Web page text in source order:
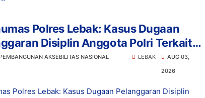
Polres Lebak: Kasus Dugaan
Disiplin Anggota Polri Terkait
Mobil Ditangani Bid Propam Polda
AKSEBILITAS NASIONAL
LEBAK
AUG 03,
2026
Polres Lebak: Kasus Dugaan Pelanggaran Disiplin